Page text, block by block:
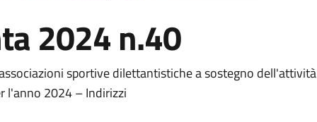
2024 n.40
sportive dilettantistiche a sostegno dell'attività
l'anno 2024 – Indirizzi